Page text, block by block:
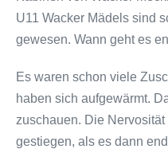
U11 Wacker Mädels sind
gewesen. Wann geht es
Es waren schon viele
haben sich aufgewärmt.
zuschauen. Die
gestiegen, als es dann